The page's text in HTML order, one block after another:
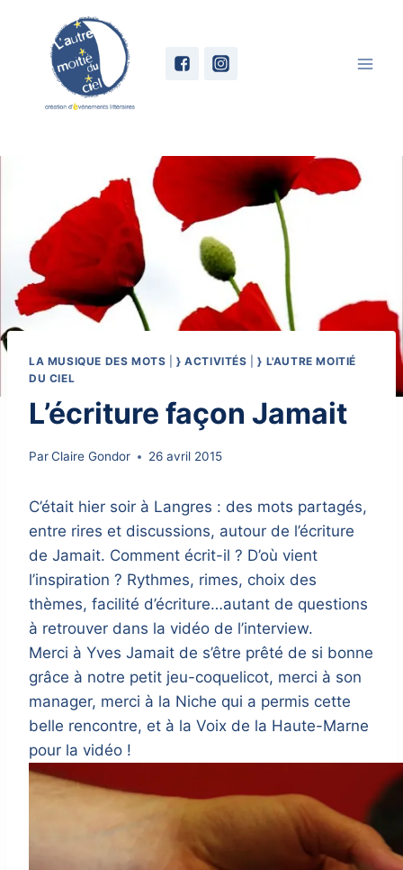
content
LA MUSIQUE DES MOTS |} ACTIVITÉS |} L'AUTRE MOITIÉ
DU CIEL
L’écriture façon Jamait
ParClaire Gondor 26 avril 2015
C’était hier soir à Langres : des mots partagés,
entre rires et discussions, autour de l’écriture
de Jamait. Comment écrit-il ? D’où vient
l’inspiration ? Rythmes, rimes, choix des
thèmes, facilité d’écriture…autant de questions
à retrouver dans la vidéo de l’interview.
Merci à Yves Jamait de s’être prêté de si bonne
grâce à notre petit jeu-coquelicot, merci à son
manager, merci à la Niche qui a permis cette
belle rencontre, et à la Voix de la Haute-Marne
pour la vidéo !